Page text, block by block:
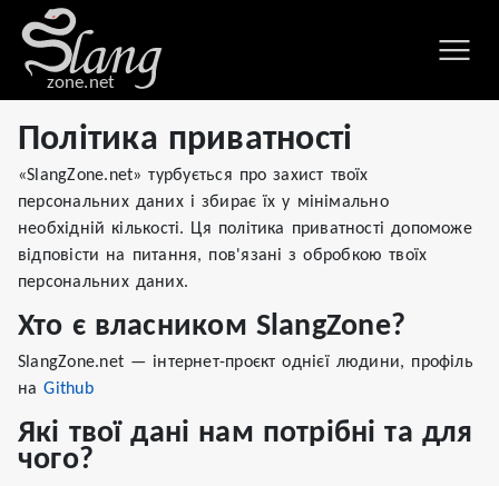
zone.net
Політика приватності
«SlangZone.net» турбується про захист твоїх
персональних даних і збирає їх у мінімально
необхідній кількості. Ця політика приватності допоможе
відповісти на питання, пов'язані з обробкою твоїх
персональних даних.
Хто є власником SlangZone?
SlangZone.net — інтернет-проєкт однієї людини, профіль
наGithub
Які твої дані нам потрібні та для
чого?